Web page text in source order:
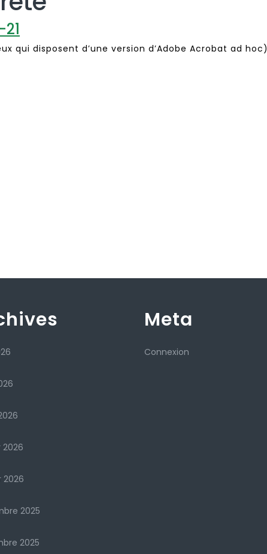
qui disposent d’une version d’Adobe Acrobat ad hoc)
2026
2026
2025
2025
Meta
Connexion